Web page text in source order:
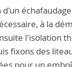
à la
l'isolation
fixons des